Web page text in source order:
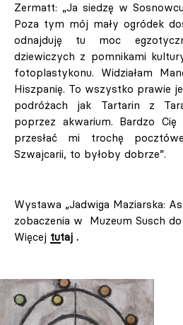
Zermatt: „Ja siedzę w
Poza tym mój mały ogródek
odnajduję tu moc
dziewiczych z pomnikami
fotoplastykonu. Widziałam
Hiszpanię. To wszystko prawie
podróżach jak Tartarin z
poprzez akwarium. Bardzo Cię
przesłać mi trochę
Szwajcarii, to byłoby dobrze”.
Wystawa „Jadwiga Maziarska:
zobaczenia w Muzeum Susch
Więcej tutaj .